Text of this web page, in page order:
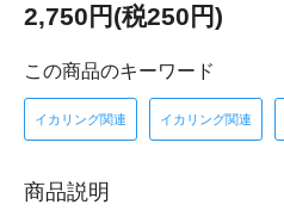
2,750円(税250円)
この商品のキーワード
イカリング関連 イカリング関連
商品説明